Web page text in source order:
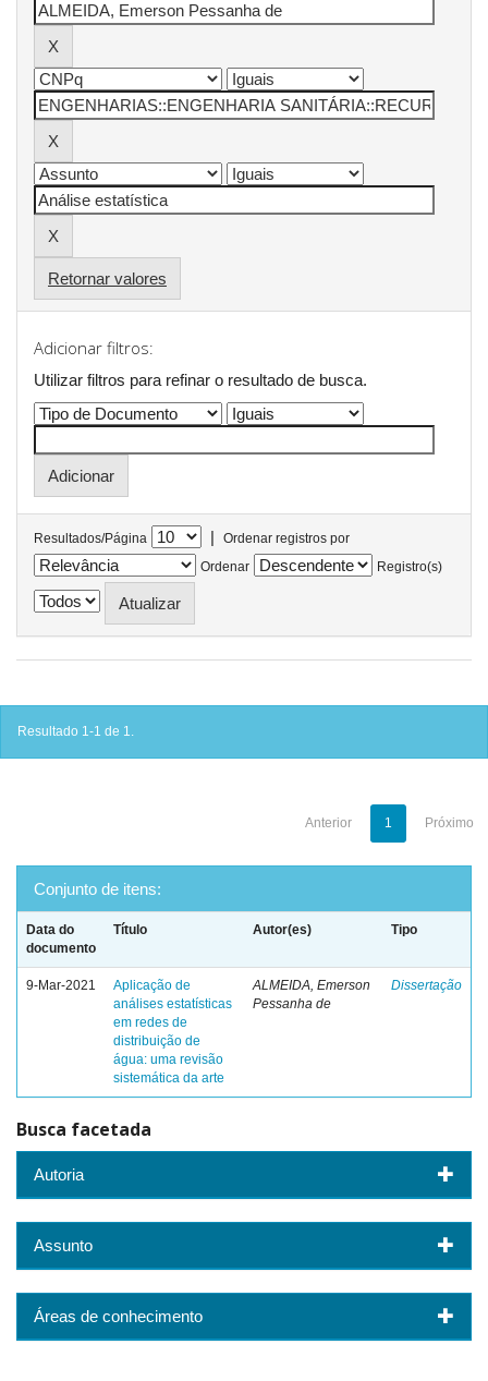
Retornar valores
Adicionar filtros:
Utilizar filtros para refinar o resultado de busca.
Resultados/Página |
Ordenar registros por
Ordenar
Registro(s)
Resultado 1-1 de 1.
Anterior 1 Próximo
Conjunto de itens:
Data do
documento
Título Autor(es) Tipo
9-Mar-2021
Aplicação de
análises estatísticas
em redes de
distribuição de
água: uma revisão
sistemática da arte
ALMEIDA, Emerson
Pessanha de
Dissertação
Busca facetada
Autoria
Assunto
Áreas de conhecimento